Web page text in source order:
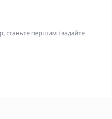
станьте першим і задайте